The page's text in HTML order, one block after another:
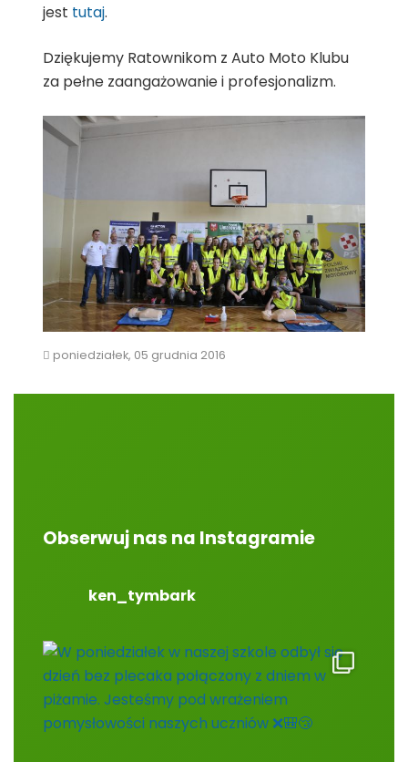
jest tutaj.
Dziękujemy Ratownikom z Auto Moto Klubu
za pełne zaangażowanie i profesjonalizm.
poniedziałek, 05 grudnia 2016
Obserwuj nas na Instagramie
ken_tymbark